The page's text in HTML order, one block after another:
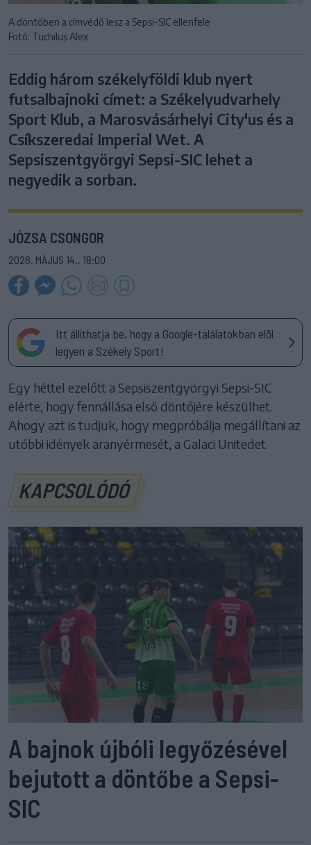
A döntőben a címvédő lesz a Sepsi-SIC ellenfele
Fotó: Tuchiluș Alex
Eddig három székelyföldi klub nyert
futsalbajnoki címet: a Székelyudvarhely
Sport Klub, a Marosvásárhelyi City'us és a
Csíkszeredai Imperial Wet. A
Sepsiszentgyörgyi Sepsi-SIC lehet a
negyedik a sorban.
JÓZSA CSONGOR
2026. MÁJUS 14., 18:00
Itt állíthatja be, hogy a Google-találatokban elöl
legyen a Székely Sport!
Egy héttel ezelőtt a Sepsiszentgyörgyi Sepsi-SIC
elérte, hogy fennállása első döntőjére készülhet.
Ahogy azt is tudjuk, hogy megpróbálja megállítani az
utóbbi idények aranyérmesét, a Galaci Unitedet.
KAPCSOLÓDÓ
A bajnok újbóli legyőzésével
bejutott a döntőbe a Sepsi-
SIC